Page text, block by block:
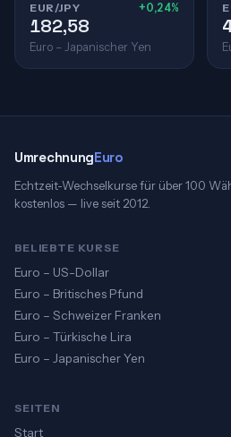
EUR/JPY +0,24%
182,58
Euro – Japanischer Yen
UmrechnungEuro
Echtzeit-Wechselkurse für über 100
kostenlos — live seit 2012.
BELIEBTE KURSE
Euro – US-Dollar
Euro – Britisches Pfund
Euro – Schweizer Franken
Euro – Türkische Lira
Euro – Japanischer Yen
SEITEN
Start